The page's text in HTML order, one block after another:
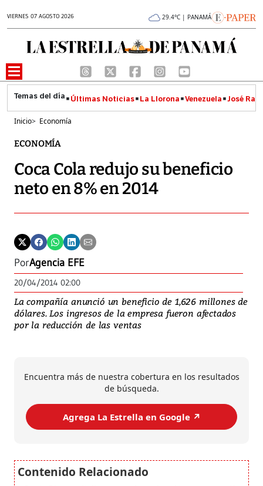
VIERNES 07 AGOSTO 2026 29.4°C | PANAMÁ
Últimas Noticias La Llorona Venezuela José
Inicio> Economía
ECONOMÍA
Coca Cola redujo su beneficio
neto en 8% en 2014
PorAgencia EFE
20/04/2014 02:00
La compañía anunció un beneficio de 1,626 millones de
dólares. Los ingresos de la empresa fueron afectados
por la reducción de las ventas
Encuentra más de nuestra cobertura en los resultados
de búsqueda.
Agrega La Estrella en Google ↗️